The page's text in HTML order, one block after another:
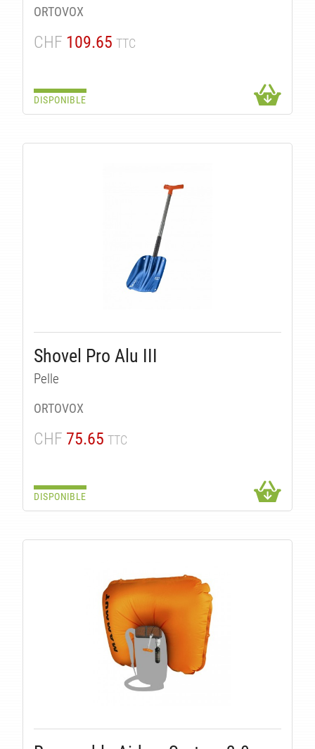
ORTOVOX
CHF 109.65 TTC
DISPONIBLE
Shovel Pro Alu III
Pelle
ORTOVOX
CHF 75.65 TTC
DISPONIBLE